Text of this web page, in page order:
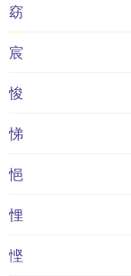
窈
宸
悛
悌
悒
悝
悭